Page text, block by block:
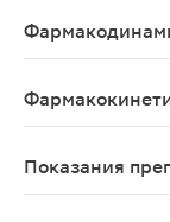
Показания